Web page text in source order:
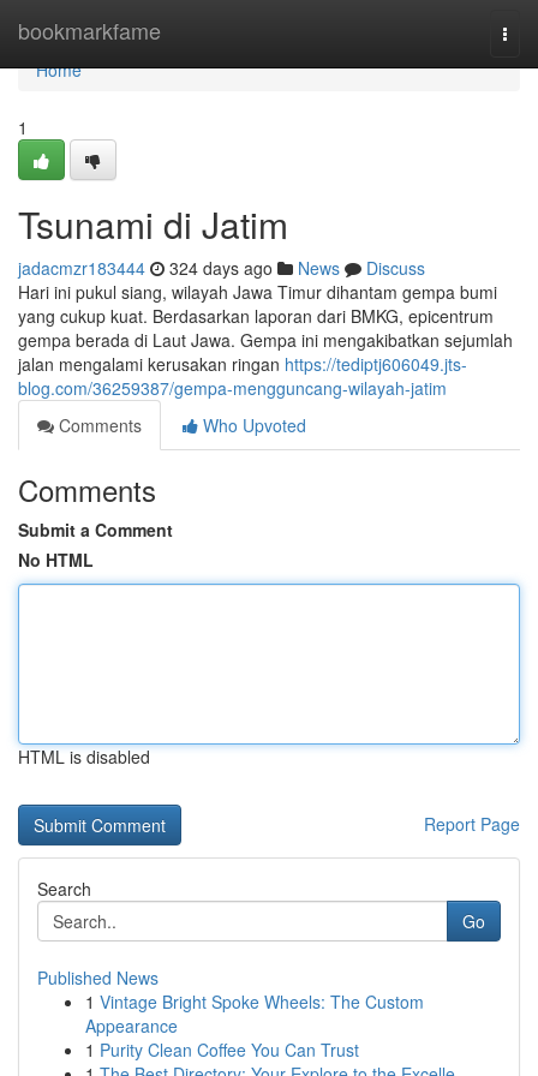
bookmarkfame
Home
Home
1
Tsunami di Jatim
jadacmzr183444 324 days ago News
Discuss
Hari ini pukul siang, wilayah Jawa Timur dihantam gempa bumi
yang cukup kuat. Berdasarkan laporan dari BMKG, epicentrum
gempa berada di Laut Jawa. Gempa ini mengakibatkan sejumlah
jalan mengalami kerusakan ringan https://tediptj606049.jts-
blog.com/36259387/gempa-mengguncang-wilayah-jatim
Comments
Who Upvoted
Comments
Submit a Comment
No HTML
HTML is disabled
Report Page
Search
Go
Published News
1 Vintage Bright Spoke Wheels: The Custom
Appearance
1 Purity Clean Coffee You Can Trust